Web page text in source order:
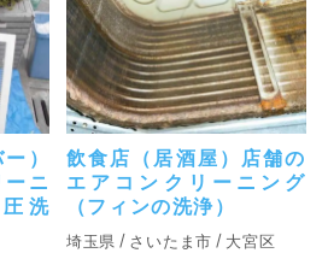
）
ニ
洗
飲食店（居酒屋）店舗の
エアコンクリーニング
（フィンの洗浄）
埼玉県 さいたま市 大宮区